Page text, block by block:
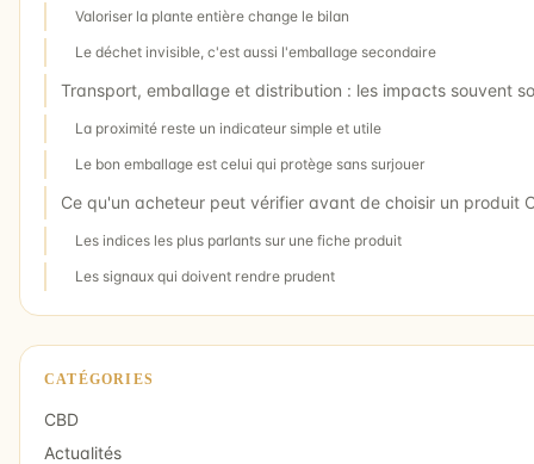
Valoriser la plante entière change le bilan
Le déchet invisible, c'est aussi l'emballage secondaire
Transport, emballage et distribution : les impacts souvent
La proximité reste un indicateur simple et utile
Le bon emballage est celui qui protège sans surjouer
Ce qu'un acheteur peut vérifier avant de choisir un produit
Les indices les plus parlants sur une fiche produit
Les signaux qui doivent rendre prudent
CATÉGORIES
CBD
Actualités